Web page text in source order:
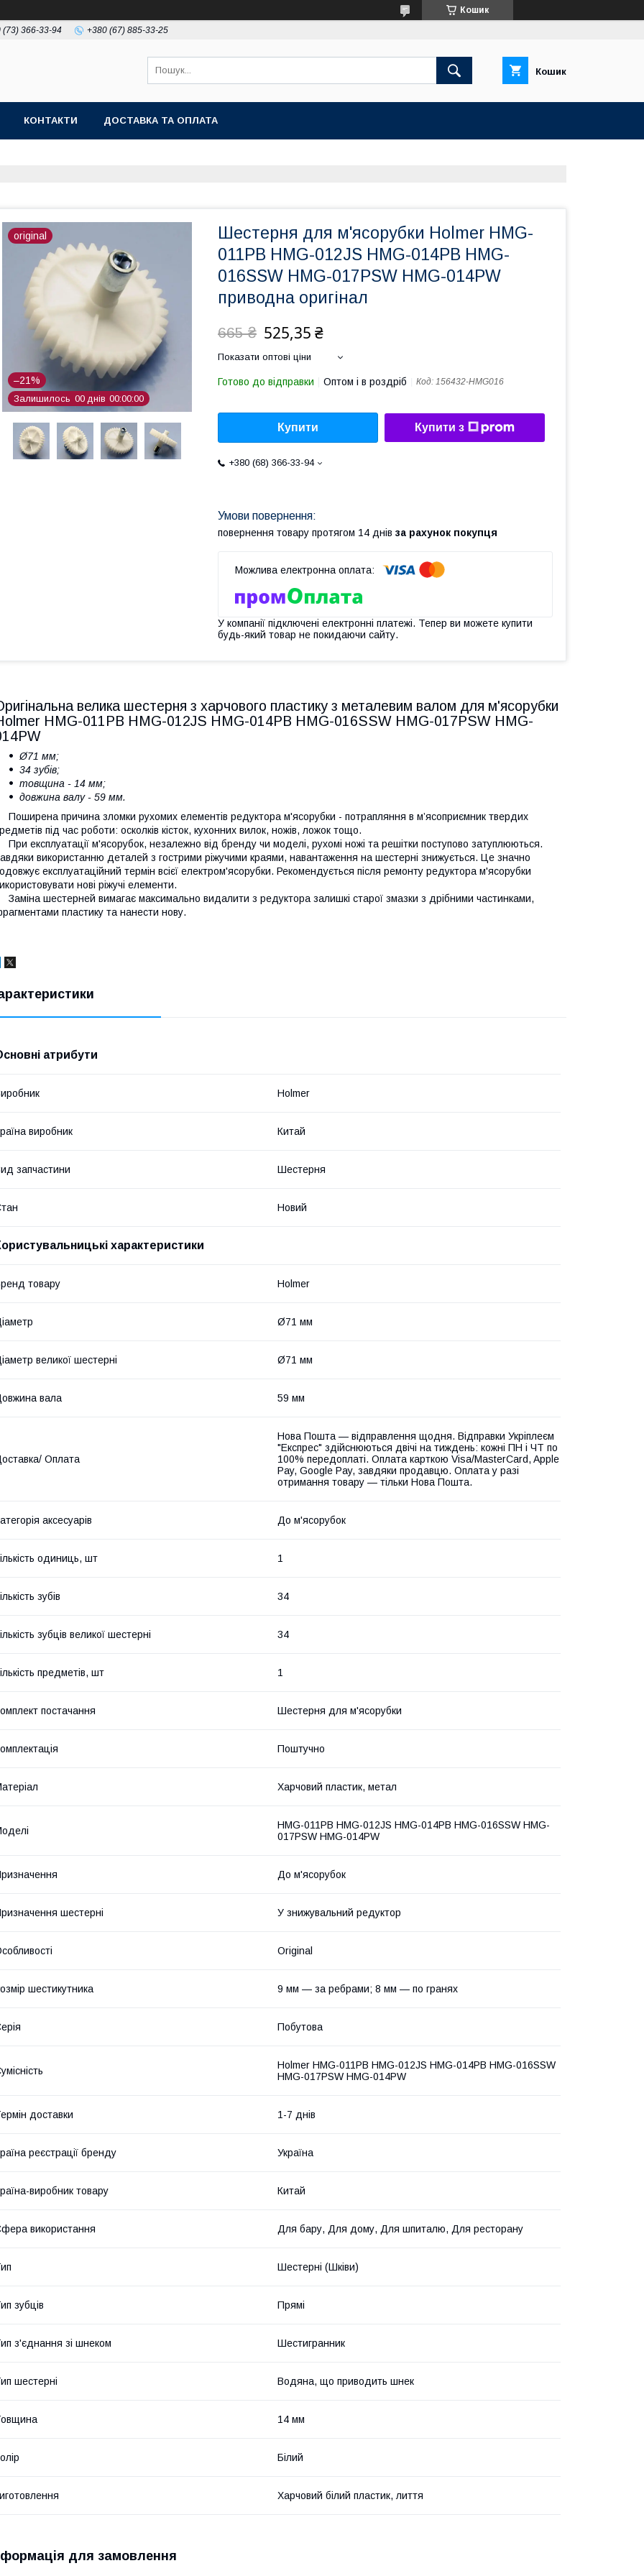
Кошик
(73) 366-33-94 +380 (67) 885-33-25
Кошик
КОНТАКТИ ДОСТАВКА ТА ОПЛАТА
original
–21%
Залишилось 00 днів 00 00 00
Шестерня для м'ясорубки Holmer HMG-
011PB HMG-012JS HMG-014PB HMG-
016SSW HMG-017PSW HMG-014PW
приводна оригінал
665 ₴ 525,35 ₴
Показати оптові ціни
Готово до відправки Оптом і в роздріб Код: 156432-HMG016
Купити Купити з
+380 (68) 366-33-94
повернення товару протягом 14 днів за рахунок покупця
У компанії підключені електронні платежі. Тепер ви можете купити
будь-який товар не покидаючи сайту.
велика шестерня з харчового пластику з металевим валом для м'ясорубки
HMG-011PB HMG-012JS HMG-014PB HMG-016SSW HMG-017PSW HMG-
Ø71 мм;
34 зубів;
товщина - 14 мм;
довжина валу - 59 мм.
Поширена причина зломки рухомих елементів редуктора м'ясорубки - потрапляння в м’ясоприємник твердих
під час роботи: осколків кісток, кухонних вилок, ножів, ложок тощо.
При експлуатації м'ясорубок, незалежно від бренду чи моделі, рухомі ножі та решітки поступово затуплюються.
використанню деталей з гострими ріжучими краями, навантаження на шестерні знижується. Це значно
експлуатаційний термін всієї електром'ясорубки. Рекомендується після ремонту редуктора м'ясорубки
нові ріжучі елементи.
Заміна шестерней вимагає максимально видалити з редуктора залишкі старої змазки з дрібними частинками,
пластику та нанести нову.
атрибути
Holmer
виробник Китай
запчастини Шестерня
Новий
характеристики
товару Holmer
Ø71 мм
великої шестерні Ø71 мм
вала 59 мм
Оплата
Нова Пошта — відправлення щодня. Відправки Укріплеєм
"Експрес" здійснюються двічі на тиждень: кожні ПН і ЧТ по
100% передоплаті. Оплата карткою Visa/MasterCard, Apple
Pay, Google Pay, завдяки продавцю. Оплата у разі
отримання товару — тільки Нова Пошта.
аксесуарів До м'ясорубок
одиниць, шт 1
зубів 34
зубців великої шестерні 34
предметів, шт 1
постачання Шестерня для м'ясорубки
Поштучно
Харчовий пластик, метал
HMG-011PB HMG-012JS HMG-014PB HMG-016SSW HMG-
017PSW HMG-014PW
До м'ясорубок
шестерні У знижувальний редуктор
Original
шестикутника 9 мм — за ребрами; 8 мм — по гранях
Побутова
Holmer HMG-011PB HMG-012JS HMG-014PB HMG-016SSW
HMG-017PSW HMG-014PW
доставки 1-7 днів
реєстрації бренду Україна
виробник товару Китай
використання Для бару, Для дому, Для шпиталю, Для ресторану
Шестерні (Шківи)
зубців Прямі
з'єднання зі шнеком Шестигранник
шестерні Водяна, що приводить шнек
14 мм
Білий
Харчовий білий пластик, лиття
для замовлення